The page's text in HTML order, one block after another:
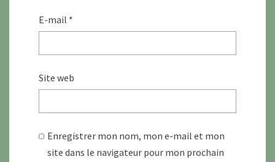
E-mail *
Site web
Enregistrer mon nom, mon e-mail et mon
site dans le navigateur pour mon prochain